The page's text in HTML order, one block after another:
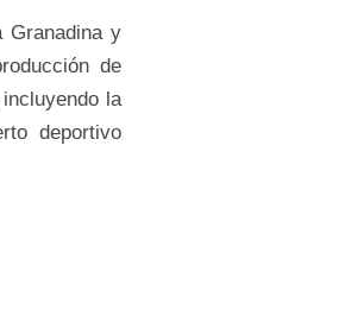
Granadina y
de
la
deportivo